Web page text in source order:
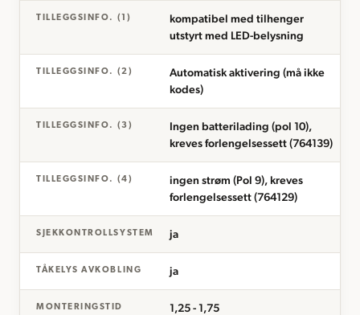
TILLEGGSINFO. (1)
kompatibel med tilhenger
utstyrt med LED-belysning
TILLEGGSINFO. (2)
Automatisk aktivering (må ikke
kodes)
TILLEGGSINFO. (3)
Ingen batterilading (pol 10),
kreves forlengelsessett (764139)
TILLEGGSINFO. (4)
ingen strøm (Pol 9), kreves
forlengelsessett (764129)
SJEKKONTROLLSYSTEM ja
TÅKELYS AVKOBLING ja
MONTERINGSTID
1,25 - 1,75